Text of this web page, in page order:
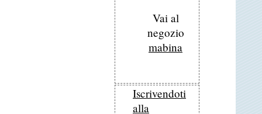
Vai al
negozio
mabina
Iscrivendoti
alla